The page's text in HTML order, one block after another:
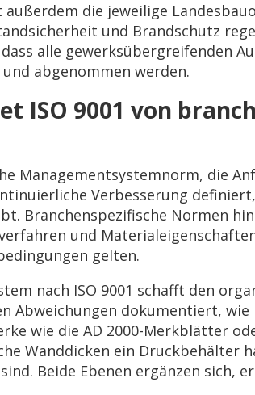
außerdem die jeweilige
und Brandschutz
alle gewerksübergreifenden
abgenommen werden.
ISO 9001 von
Managementsystemnorm, die
Verbesserung
Branchenspezifische Normen
und
gelten.
nach ISO 9001 schafft den
Abweichungen dokumentiert, wie
wie die AD 2000-Merkblätter
Wanddicken ein Druckbehälter
Beide Ebenen ergänzen sich,